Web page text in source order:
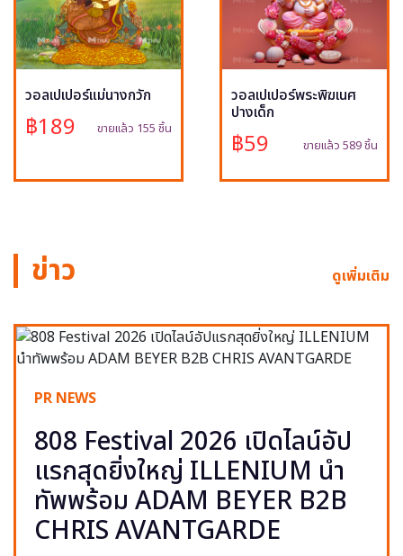
วอลเปเปอร์แม่นางกวัก
฿189 ขายแล้ว 155 ชิ้น
วอลเปเปอร์พระพิฆเนศ
ปางเด็ก
฿59 ขายแล้ว 589 ชิ้น
ข่าว ดูเพิ่มเติม
PR NEWS
808 Festival 2026 เปิดไลน์อัป
แรกสุดยิ่งใหญ่ ILLENIUM นำ
ทัพพร้อม ADAM BEYER B2B
CHRIS AVANTGARDE